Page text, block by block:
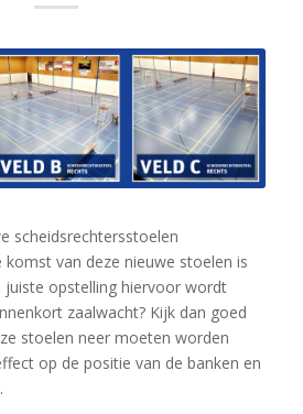
scheidsrechtersstoelen
van deze nieuwe stoelen is
juiste opstelling hiervoor wordt
zaalwacht? Kijk dan goed
stoelen neer moeten worden
op de positie van de banken en